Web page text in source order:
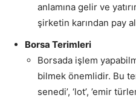
anlamına gelir ve
şirketin karından pay
Borsa Terimleri
Borsada işlem
bilmek önemlidir. Bu
senedi’, ‘lot’, ’emir